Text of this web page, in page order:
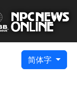
简体字